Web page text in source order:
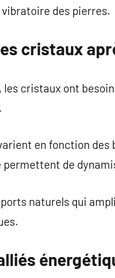
des pierres.
cristaux
cristaux ont
en fonction
permettent de
naturels qui